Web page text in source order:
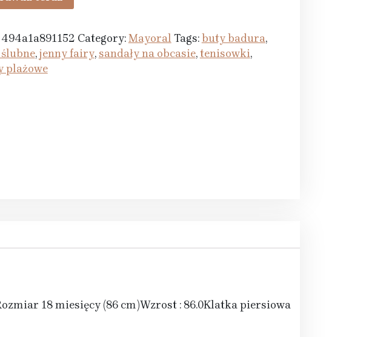
494a1a891152 Category:Mayoral Tags:buty badura,
,jenny fairy,sandały na obcasie,tenisowki,
plażowe
18 miesięcy (86 cm)Wzrost : 86.0Klatka piersiowa